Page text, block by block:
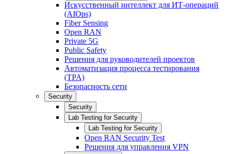
Искусственный интеллект для ИТ-операций
(AIOps)
Fiber Sensing
Open RAN
Private 5G
Public Safety
Решения для руководителей проектов
Автоматизация процесса тестирования
(TPA)
Безопасность сети
Security
Security
Lab Testing for Security
Lab Testing for Security
Open RAN Security Test
Решения для управления VPN